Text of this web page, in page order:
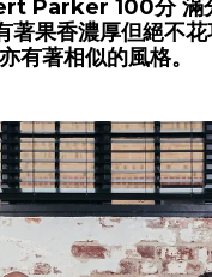
Parker 100分 滿
著果香濃厚但絕不
著相似的風格。